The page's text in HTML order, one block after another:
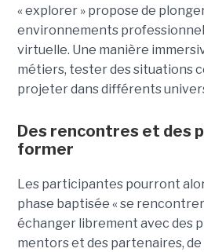
« explorer » propose de
environnements
virtuelle. Une manière
métiers, tester des situations
projeter dans différents
Des rencontres et des
former
Les participantes pourront
phase baptisée « se
échanger librement avec des
mentors et des partenaires,